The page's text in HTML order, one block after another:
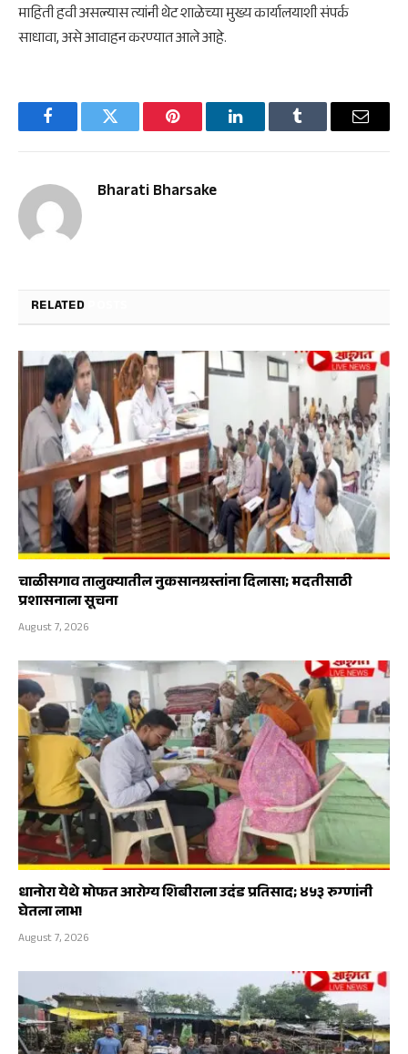
माहिती हवी असल्यास त्यांनी थेट शाळेच्या मुख्य कार्यालयाशी संपर्क
साधावा, असे आवाहन करण्यात आले आहे.
FacebookTwitter Pinterest LinkedInTumblr Email
Bharati Bharsake
RELATED
चाळीसगाव तालुक्यातील नुकसानग्रस्तांना दिलासा; मदतीसाठी
प्रशासनाला सूचना
August 7, 2026
धानोरा येथे मोफत आरोग्य शिबीराला उदंड प्रतिसाद; ४५३ रुग्णांनी
घेतला लाभ!
August 7, 2026